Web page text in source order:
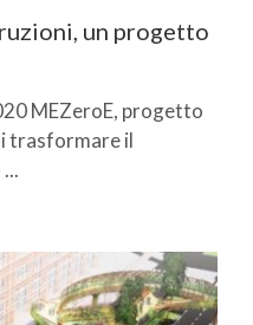
un progetto
MEZeroE, progetto
trasformare il